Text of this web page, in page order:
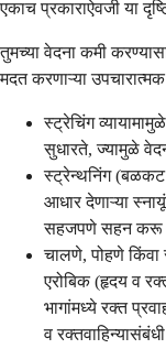
एकाच प्रकाराऐवजी या
तुमच्या वेदना कमी
मदत करणाऱ्या
स्ट्रेचिंग
सुधारते, ज्यामुळे
स्ट्रेन्थनिंग (बळकट
आधार देणाऱ्या
सहजपणे सहन करू
चालणे, पोहणे
एरोबिक (हृदय व
भागांमध्ये रक्त
व